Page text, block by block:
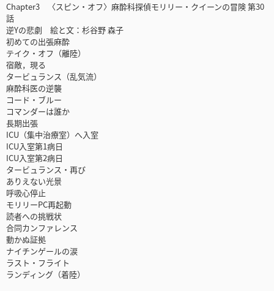
Chapter3 〈スピン・オフ〉麻酔科探偵モリリー・クイーンの冒険 第30
話
逆Yの悲劇 絵と文：杉谷野 森子
初めての出張麻酔
テイク・オフ（離陸）
宿敵，現る
タービュランス（乱気流）
麻酔科医の逆襲
コード・ブルー
コマンダーは誰か
長期出張
ICU（集中治療室）へ入室
ICU入室第1病日
ICU入室第2病日
タービュランス・再び
ありえない光景
呼吸心停止
モリリーPC再起動
読者への挑戦状
合同カンファレンス
動かぬ証拠
ナイチンゲールの涙
ラスト・フライト
ランディング（着陸）